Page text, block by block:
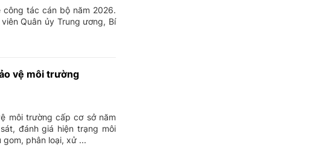
tác cán bộ năm 2026.
Quân ủy Trung ương, Bí
vệ môi trường
môi trường cấp cơ sở năm
đánh giá hiện trạng môi
phân loại, xử ...